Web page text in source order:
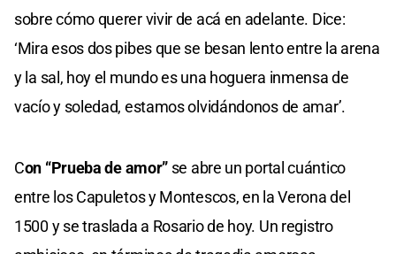
sobre cómo querer vivir de acá en adelante. Dice:
‘Mira esos dos pibes que se besan lento entre la arena
y la sal, hoy el mundo es una hoguera inmensa de
vacío y soledad, estamos olvidándonos de amar’.
Con “Prueba de amor” se abre un portal cuántico
entre los Capuletos y Montescos, en la Verona del
1500 y se traslada a Rosario de hoy. Un registro